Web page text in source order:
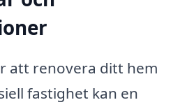
att renovera ditt hem
fastighet kan en